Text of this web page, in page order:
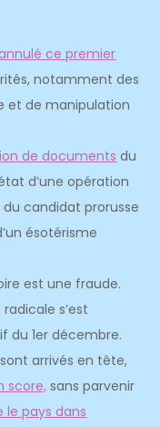
ce premier
notamment des
et de manipulation
de documents du
d’une opération
du candidat prorusse
ésotérisme
est une fraude.
s’est
du 1er décembre.
arrivés en tête,
score, sans parvenir
le pays dans